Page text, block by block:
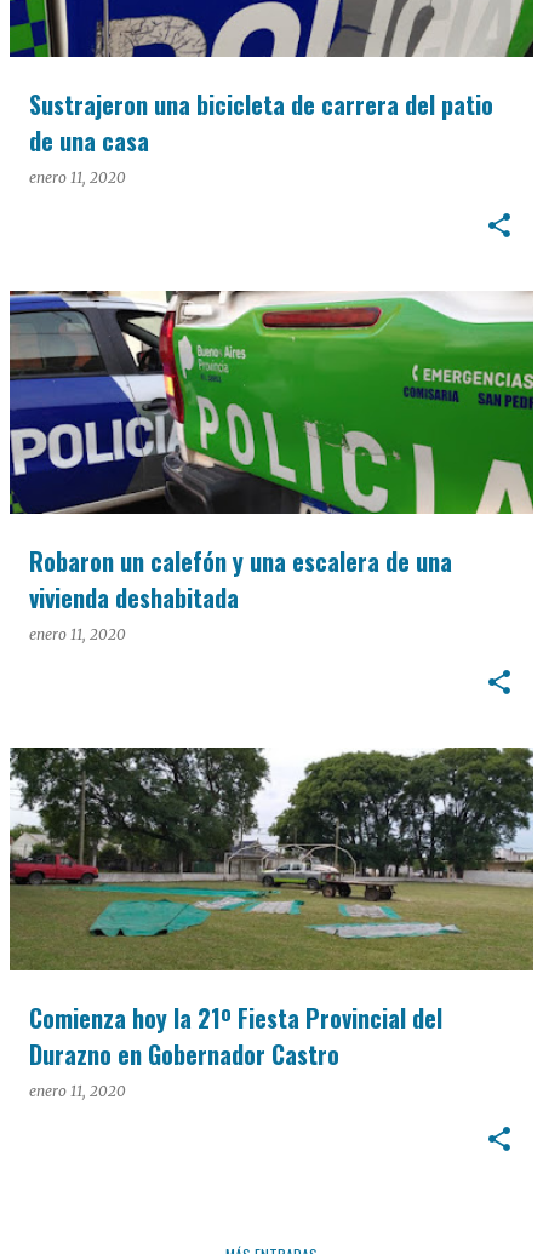
Sustrajeron una bicicleta de carrera del patio
de una casa
enero 11, 2020
Robaron un calefón y una escalera de una
vivienda deshabitada
enero 11, 2020
Comienza hoy la 21º Fiesta Provincial del
Durazno en Gobernador Castro
enero 11, 2020